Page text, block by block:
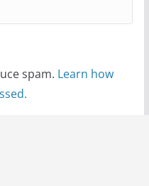
spam. Learn how